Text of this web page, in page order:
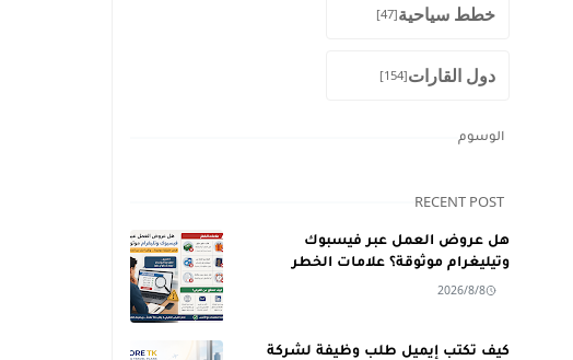
خطط سياحية[47]
دول القارات[154]
الوسوم
RECENT POST
هل عروض العمل عبر فيسبوك
وتيليغرام موثوقة؟ علامات الخطر
2026/8/8
كيف تكتب إيميل طلب وظيفة لشركة